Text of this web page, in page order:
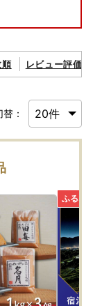
順 レビュー評価順
：